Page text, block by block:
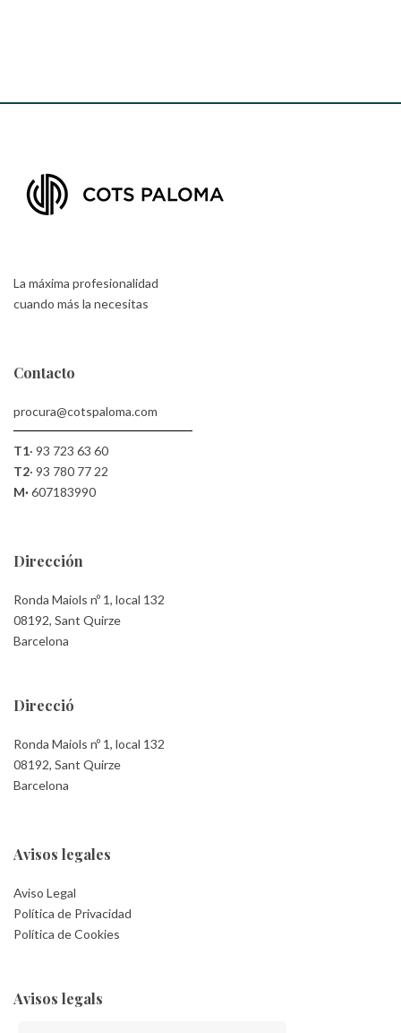
La máxima profesionalidad
cuando más la necesitas
Contacto
procura@cotspaloma.com
T1· 93 723 63 60
T2· 93 780 77 22
M·607183990
Dirección
Ronda Maiols nº 1, local 132
08192, Sant Quirze
Barcelona
Direcció
Ronda Maiols nº 1, local 132
08192, Sant Quirze
Barcelona
Avisos legales
Aviso Legal
Política de Privacidad
Política de Cookies
Avisos legals